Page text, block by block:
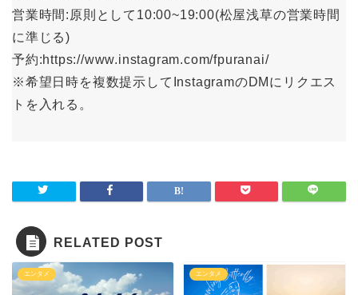
営業時間:原則として10:00~19:00(松屋浅草の営業時間
に準じる)
予約:https://www.instagram.com/fpuranai/
※希望日時を複数提示してInstagramのDMにリクエス
トを入れる。
RELATED POST
エンタメ エンタメ